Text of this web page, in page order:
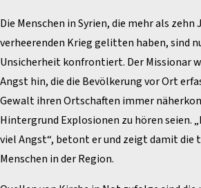
Die Menschen in Syrien, die mehr als
verheerenden Krieg gelitten haben, sind
Unsicherheit konfrontiert. Der Missionar
Angst hin, die die Bevölkerung vor Ort
Gewalt ihren Ortschaften immer
Hintergrund Explosionen zu hören seien.
viel Angst“, betont er und zeigt damit die
Menschen in der Region.